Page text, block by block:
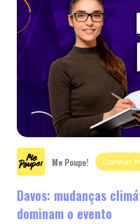
Me Poupe! Ganhar
Davos: mudanças
dominam o evento